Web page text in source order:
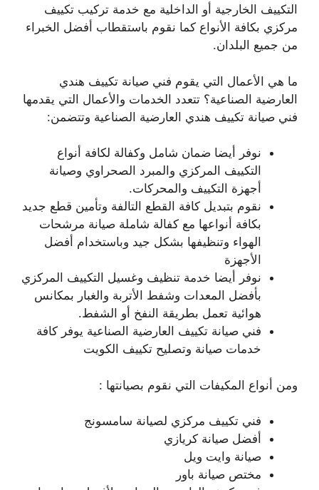
التكييف الخارجية أو الداخلية مع خدمة تركيب تكييف
مركزي بكافة الأنواع كما نقوم باستقطاب أفضل الخبراء
من جميع البلدان.
ما هي الأعمال التي يقوم فني صيانة تكييف هندي
العارضية الصناعية؟ تتعدد الخدمات والأعمال التي يقدمها
فني صيانة تكييف هندي العارضية الصناعية وتتضمن:
نوفر أيضا ضمان شامل وكفالة لكافة أنواع
التكييف المركزي والمبرد الصحراوي وصيانة
أجهزة التكييف والمحركات.
نقوم بتبديل كافة القطع التالفة وتأمين قطع جديد
بكافة أنواعها مع كفالة شاملة صيانة مرشحات
الهواء وتنظيفها بشكل جيد وباستخدام أفضل
الأجهزة
نوفر أيضا خدمة تنظيف وغسيل التكييف المركزي
بأفضل المعدات وشفط الأتربة والغبار بمكانس
هوائية تعمل بطريقة النفخ أو الشفط.
فني صيانة تكييف العارضية الصناعية يوفر كافة
خدمات صيانة وتصليح تكييف الكويت
ومن أنواع المكيفات التي نقوم بصيانتها :
فني تكييف مركزي لصيانة سامسونج
أفضل صيانة كريازي
صيانة وايت ويل
مختص صيانة باور